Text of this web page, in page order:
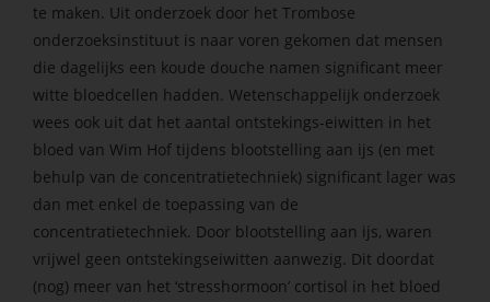
te maken. Uit onderzoek door het Trombose
onderzoeksinstituut is naar voren gekomen dat mensen
die dagelijks een koude douche namen significant meer
witte bloedcellen hadden. Wetenschappelijk onderzoek
wees ook uit dat het aantal ontstekings-eiwitten in het
bloed van Wim Hof tijdens blootstelling aan ijs (en met
behulp van de concentratietechniek) significant lager was
dan met enkel de toepassing van de
concentratietechniek. Door blootstelling aan ijs, waren
vrijwel geen ontstekingseiwitten aanwezig. Dit doordat
(nog) meer van het ‘stresshormoon’ cortisol in het bloed